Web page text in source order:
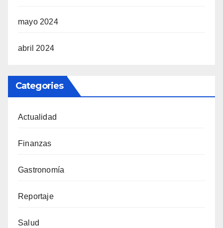
mayo 2024
abril 2024
Categories
Actualidad
Finanzas
Gastronomía
Reportaje
Salud